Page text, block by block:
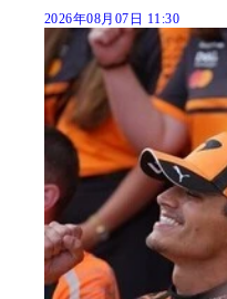
2026年08月07日 11:30